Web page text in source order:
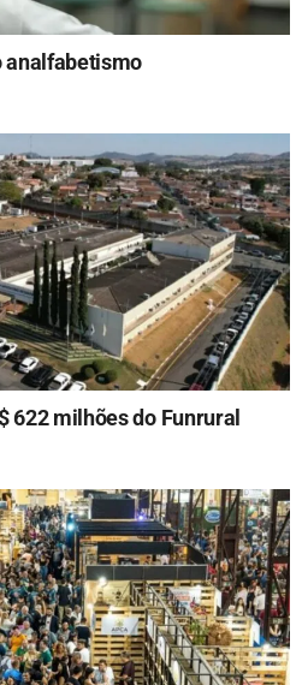
analfabetismo
622 milhões do Funrural